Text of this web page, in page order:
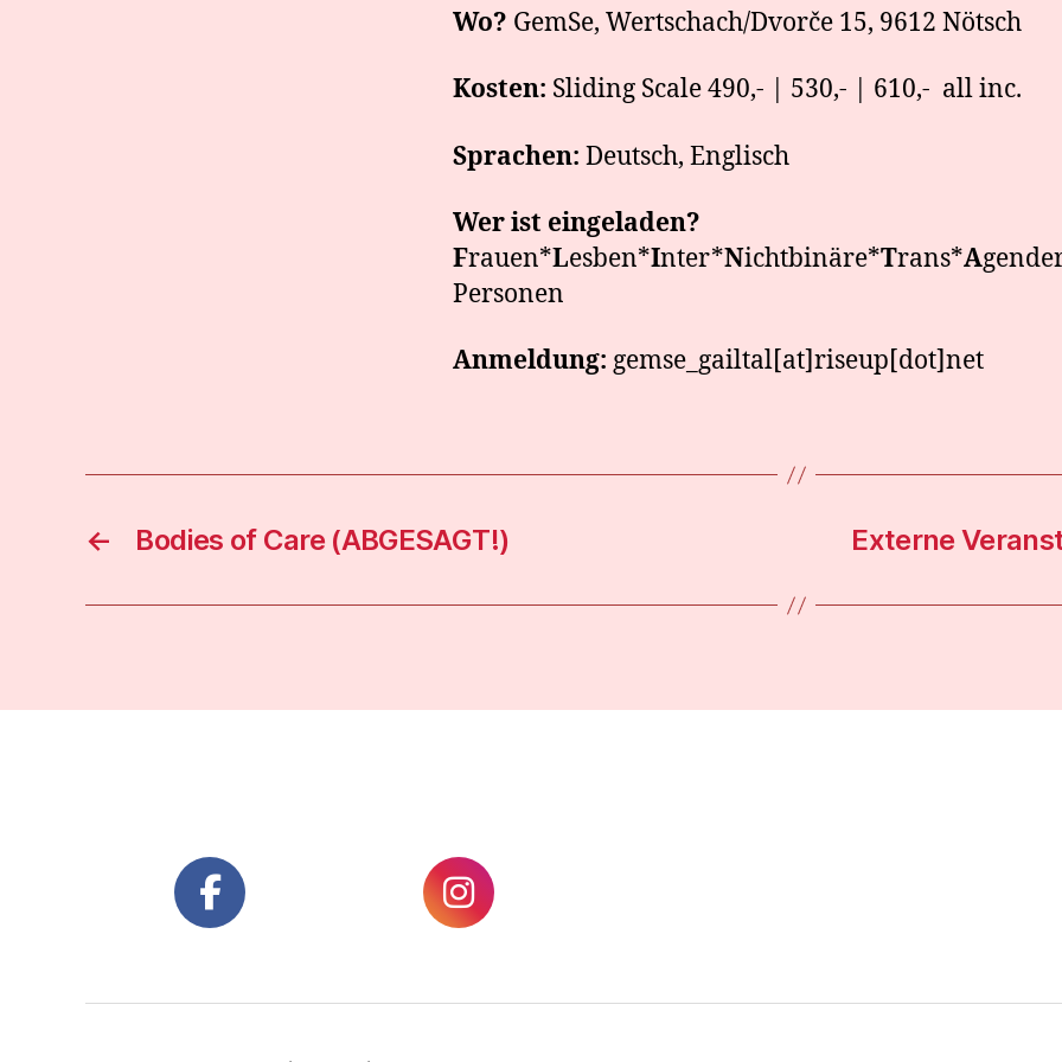
Wo? GemSe, Wertschach/Dvorče 15, 9612 Nötsch
Kosten: Sliding Scale 490,- | 530,- | 610,- all inc.
Sprachen: Deutsch, Englisch
Wer ist eingeladen?
Frauen*Lesben*Inter*Nichtbinäre*Trans*A
Personen
Anmeldung: gemse_gailtal[at]riseup[dot]net
← Bodies of Care (ABGESAGT!) Externe